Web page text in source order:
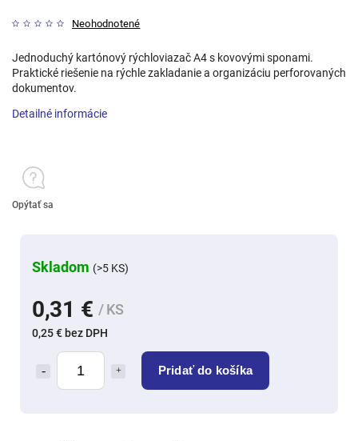
Neohodnotené
0,31 € / KS
0,25 € bez DPH
Pridať do košíka
Skladom (>5 KS)
Jednoduchý kartónový rýchloviazač A4 s kovovými sponami.
Praktické riešenie na rýchle zakladanie a organizáciu perforovaných
dokumentov.
Detailné informácie
Opýtať sa